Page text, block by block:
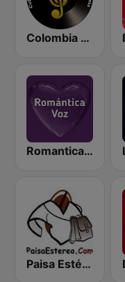
Colombia Bohemia
Romantica Voz
Paisa Estéreo